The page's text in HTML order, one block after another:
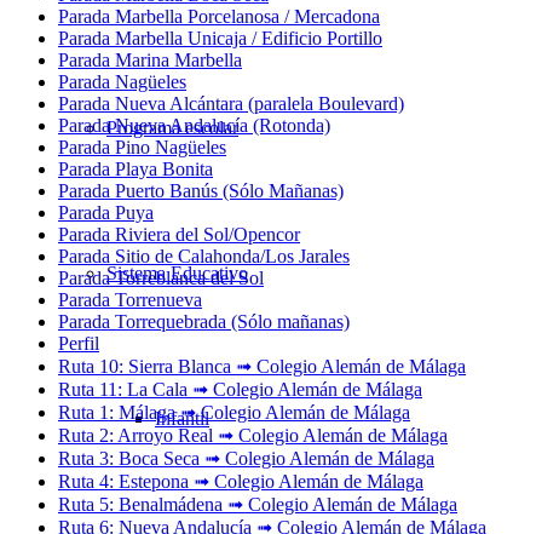
Programa escolar
Sistema Educativo
Infantil
Parada Marbella Porcelanosa / Mercadona
Parada Marbella Unicaja / Edificio Portillo
Parada Marina Marbella
Parada Nagüeles
Parada Nueva Alcántara (paralela Boulevard)
Parada Nueva Andalucía (Rotonda)
Parada Pino Nagüeles
Parada Playa Bonita
Parada Puerto Banús (Sólo Mañanas)
Parada Puya
Parada Riviera del Sol/Opencor
Parada Sitio de Calahonda/Los Jarales
Parada Torreblanca del Sol
Parada Torrenueva
Parada Torrequebrada (Sólo mañanas)
Perfil
Ruta 10: Sierra Blanca ➟ Colegio Alemán de Málaga
Ruta 11: La Cala ➟ Colegio Alemán de Málaga
Ruta 1: Málaga ➟ Colegio Alemán de Málaga
Ruta 2: Arroyo Real ➟ Colegio Alemán de Málaga
Ruta 3: Boca Seca ➟ Colegio Alemán de Málaga
Ruta 4: Estepona ➟ Colegio Alemán de Málaga
Ruta 5: Benalmádena ➟ Colegio Alemán de Málaga
Ruta 6: Nueva Andalucía ➟ Colegio Alemán de Málaga